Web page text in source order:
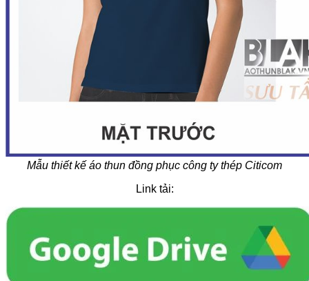
Mẫu thiết kế áo thun đồng phục công ty thép Citicom
Link tải: